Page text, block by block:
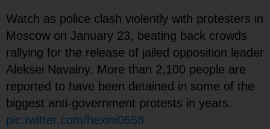
Watch as police clash violently with protesters in
Moscow on January 23, beating back crowds
rallying for the release of jailed opposition leader
Aleksei Navalny. More than 2,100 people are
reported to have been detained in some of the
biggest anti-government protests in years.
pic.twitter.com/hexini0558